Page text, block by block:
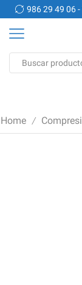
986 29 49 06
Home /